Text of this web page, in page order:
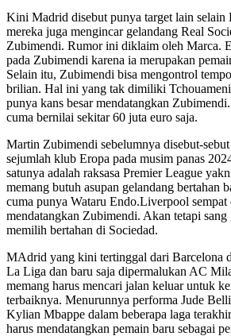
Kini Madrid disebut punya target lain selain
mereka juga mengincar gelandang Real
Zubimendi. Rumor ini diklaim oleh Marca.
pada Zubimendi karena ia merupakan
Selain itu, Zubimendi bisa mengontrol
brilian. Hal ini yang tak dimiliki
punya kans besar mendatangkan
cuma bernilai sekitar 60 juta euro saja.
Martin Zubimendi sebelumnya disebut-
sejumlah klub Eropa pada musim panas
satunya adalah raksasa Premier League
memang butuh asupan gelandang bertahan
cuma punya Wataru Endo.Liverpool sempat
mendatangkan Zubimendi. Akan tetapi sang
memilih bertahan di Sociedad.
MAdrid yang kini tertinggal dari Barcelona
La Liga dan baru saja dipermalukan AC
memang harus mencari jalan keluar untuk
terbaiknya. Menurunnya performa Jude
Kylian Mbappe dalam beberapa laga
harus mendatangkan pemain baru sebagai